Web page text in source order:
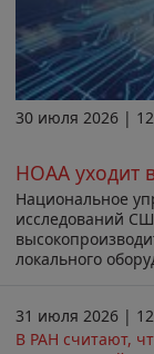
30 июля 2026 |
НОАА уходит
Национальное
исследований
локального
31 июля 2026 |
В РАН считают,